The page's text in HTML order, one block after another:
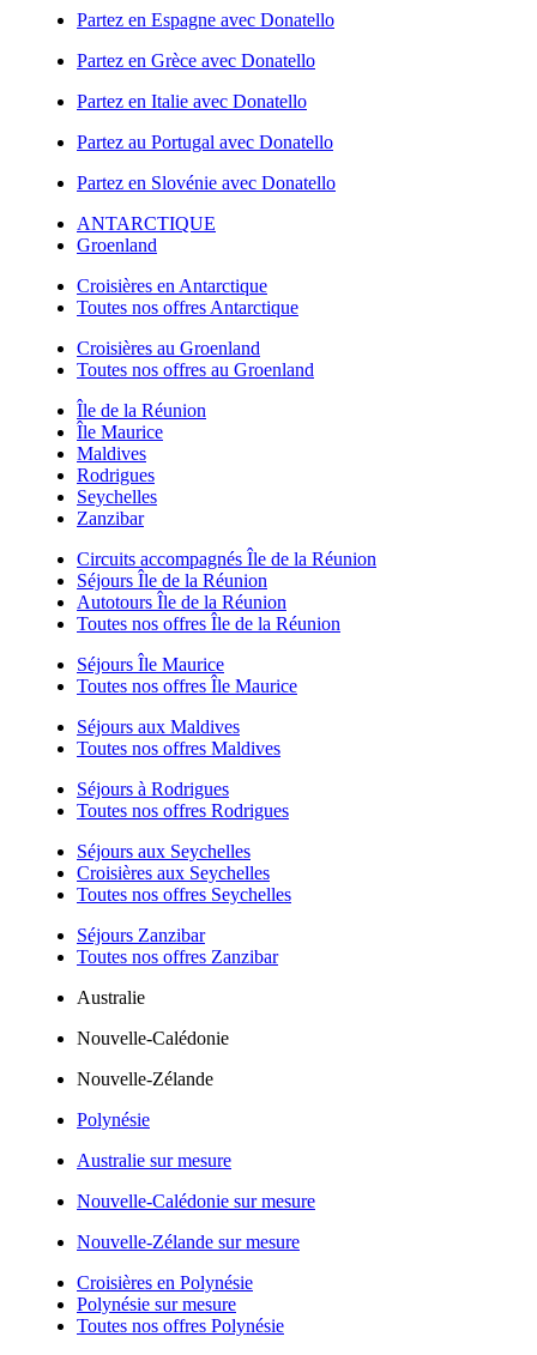
Partez en Espagne avec Donatello
Partez en Grèce avec Donatello
Partez en Italie avec Donatello
Partez au Portugal avec Donatello
Partez en Slovénie avec Donatello
ANTARCTIQUE
Groenland
Croisières en Antarctique
Toutes nos offres Antarctique
Croisières au Groenland
Toutes nos offres au Groenland
Île de la Réunion
Île Maurice
Maldives
Rodrigues
Seychelles
Zanzibar
Circuits accompagnés Île de la Réunion
Séjours Île de la Réunion
Autotours Île de la Réunion
Toutes nos offres Île de la Réunion
Séjours Île Maurice
Toutes nos offres Île Maurice
Séjours aux Maldives
Toutes nos offres Maldives
Séjours à Rodrigues
Toutes nos offres Rodrigues
Séjours aux Seychelles
Croisières aux Seychelles
Toutes nos offres Seychelles
Séjours Zanzibar
Toutes nos offres Zanzibar
Australie
Nouvelle-Calédonie
Nouvelle-Zélande
Polynésie
Australie sur mesure
Nouvelle-Calédonie sur mesure
Nouvelle-Zélande sur mesure
Croisières en Polynésie
Polynésie sur mesure
Toutes nos offres Polynésie